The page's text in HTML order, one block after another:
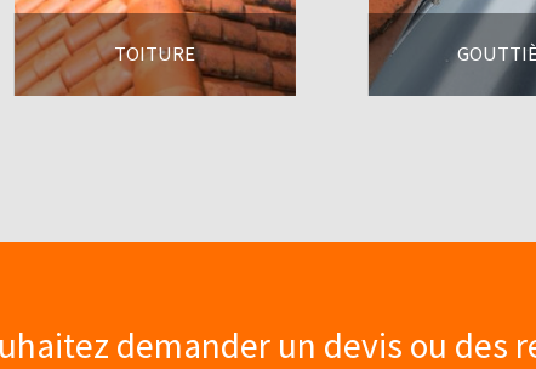
TOITURE
demander un devis ou des